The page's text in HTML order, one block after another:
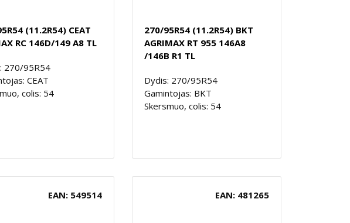
(11.2R54) CEAT
RC 146D/149 A8 TL
270/95R54
CEAT
colis: 54
270/95R54 (11.2R54) BKT
AGRIMAX RT 955 146A8
/146B R1 TL
Dydis: 270/95R54
Gamintojas: BKT
Skersmuo, colis: 54
EAN: 549514 EAN: 481265